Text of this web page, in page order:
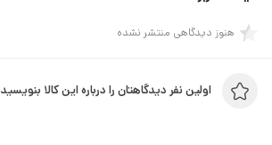
هنوز دیدگاهی منتشر نشده
اولین نفر دیدگاهتان را درباره این کالا بنویسید